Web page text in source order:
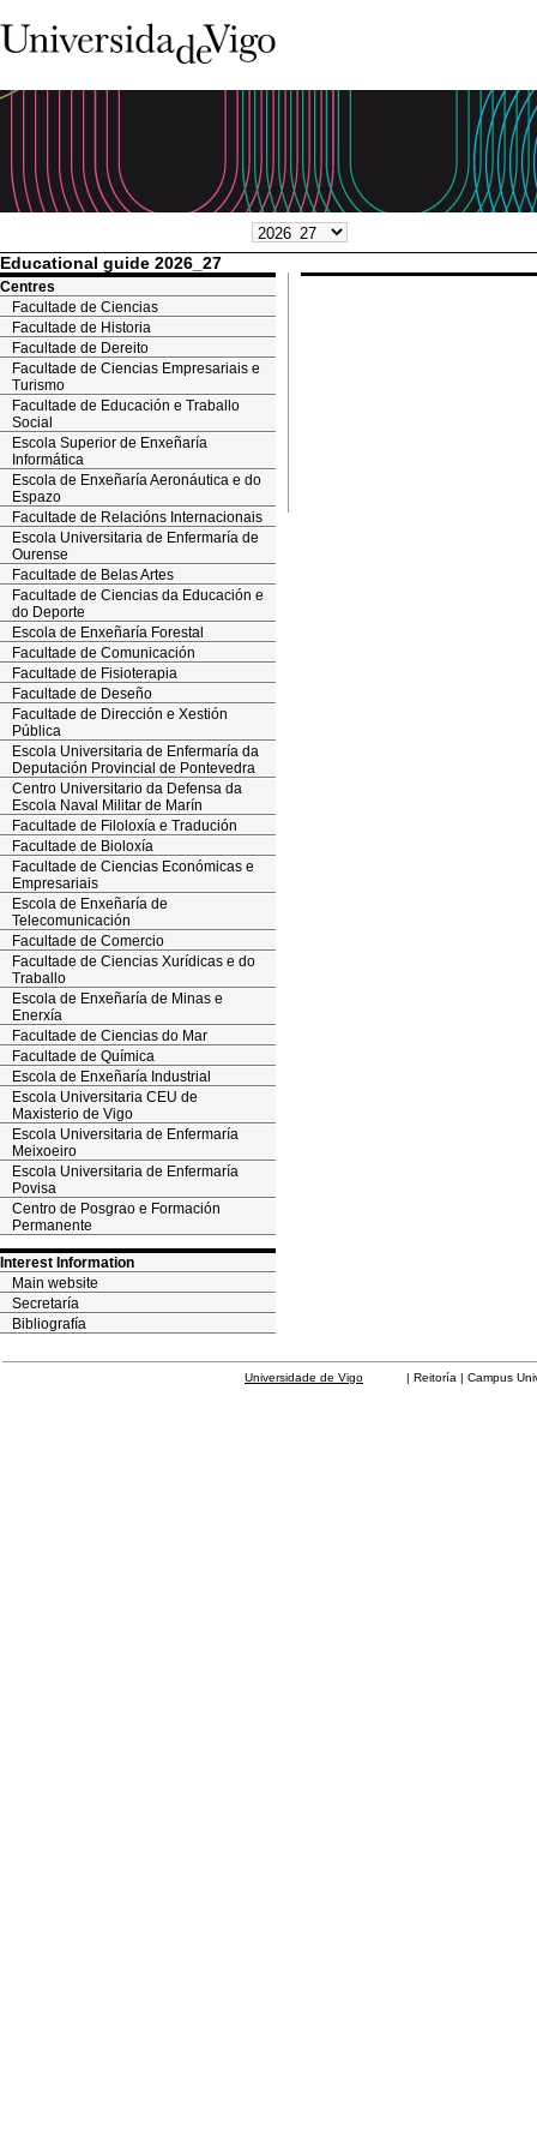
Educational guide 2026_27
Centres
Facultade de Ciencias
Facultade de Historia
Facultade de Dereito
Facultade de Ciencias Empresariais e
Turismo
Facultade de Educación e Traballo
Social
Escola Superior de Enxeñaría
Informática
Escola de Enxeñaría Aeronáutica e do
Espazo
Facultade de Relacións Internacionais
Escola Universitaria de Enfermaría de
Ourense
Facultade de Belas Artes
Facultade de Ciencias da Educación e
do Deporte
Escola de Enxeñaría Forestal
Facultade de Comunicación
Facultade de Fisioterapia
Facultade de Deseño
Facultade de Dirección e Xestión
Pública
Escola Universitaria de Enfermaría da
Deputación Provincial de Pontevedra
Centro Universitario da Defensa da
Escola Naval Militar de Marín
Facultade de Filoloxía e Tradución
Facultade de Bioloxía
Facultade de Ciencias Económicas e
Empresariais
Escola de Enxeñaría de
Telecomunicación
Facultade de Comercio
Facultade de Ciencias Xurídicas e do
Traballo
Escola de Enxeñaría de Minas e
Enerxía
Facultade de Ciencias do Mar
Facultade de Química
Escola de Enxeñaría Industrial
Escola Universitaria CEU de
Maxisterio de Vigo
Escola Universitaria de Enfermaría
Meixoeiro
Escola Universitaria de Enfermaría
Povisa
Centro de Posgrao e Formación
Permanente
Interest Information
Main website
Secretaría
Bibliografía
Universidade de Vigo | Reitoría | Campus